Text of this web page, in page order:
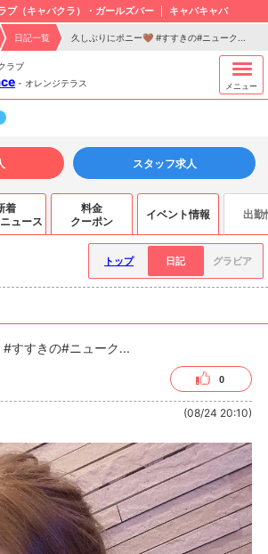
ブ（キャバクラ）・ガールズバー キャバキャバ
日記一覧 久しぶりにポニー🤎 #すすきの#ニューク...
ラブ
- オレンジテラス メニュー
スタッフ求人
着
ュース
料金
クーポン
イベント情報 出勤
トップ 日記 グラビア
すすきの#ニューク...
0
(08/24 20:10)